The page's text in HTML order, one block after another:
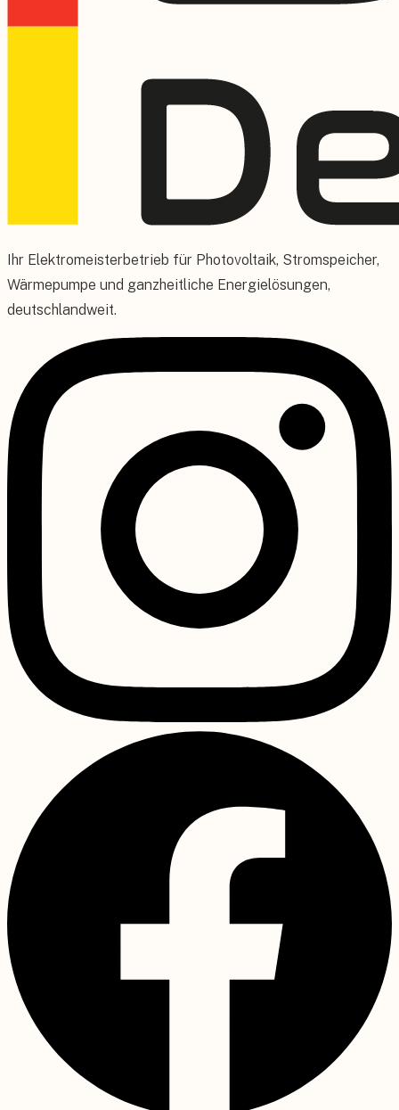
Ihr Elektromeisterbetrieb für Photovoltaik, Stromspeicher,
Wärmepumpe und ganzheitliche Energielösungen,
deutschlandweit.